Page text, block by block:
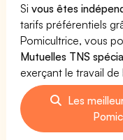
Sivous êtes
tarifs préférentiels
Pomicultrice, vous
Mutuelles TNS
exerçant le travail
Les